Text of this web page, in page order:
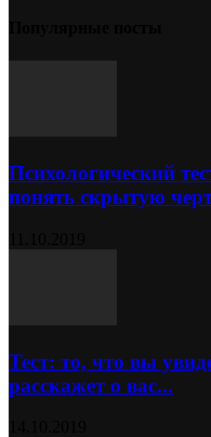
Психологический
понять скрытую
Тест: то, что вы
расскажет о вас...